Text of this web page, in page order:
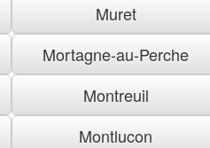
Muret
Mortagne-au-Perche
Montreuil
Montlucon